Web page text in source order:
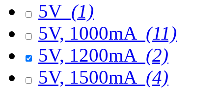
5V (1)
5V, 1000mA (11)
5V, 1200mA (2)
5V, 1500mA (4)